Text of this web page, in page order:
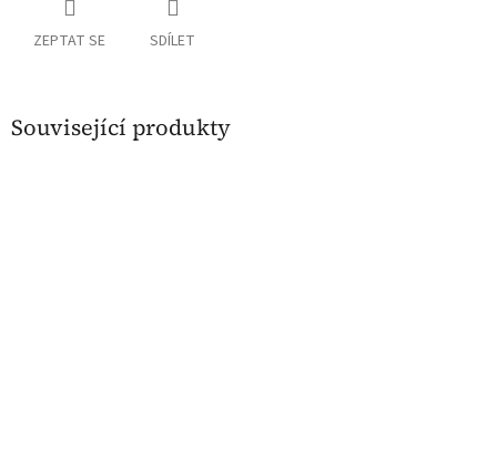
ZEPTAT SE SDÍLET
Související produkty